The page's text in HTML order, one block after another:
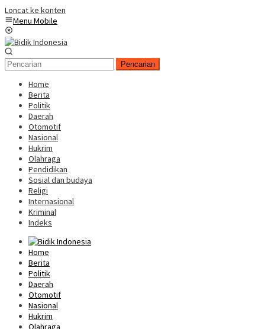
Loncat ke konten
Menu Mobile
Pencarian
Home
Berita
Politik
Daerah
Otomotif
Nasional
Hukrim
Olahraga
Pendidikan
Sosial dan budaya
Religi
Internasional
Kriminal
Indeks
Home
Berita
Politik
Daerah
Otomotif
Nasional
Hukrim
Olahraga